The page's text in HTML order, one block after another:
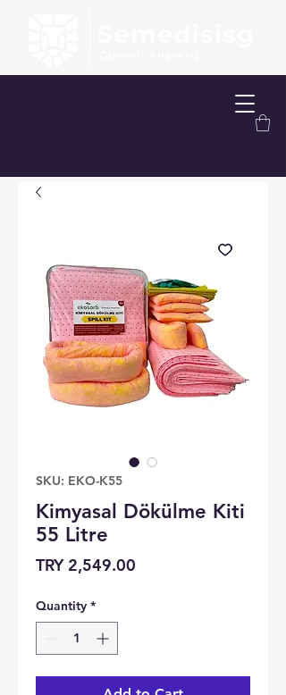
FREE SHIPPING OVER 200.00 TL
FREE DELIVERY OPTION WITHIN
SKU: EKO-K55
Kimyasal Dökülme Kiti
55 Litre
TRY 2,549.00
Quantity *